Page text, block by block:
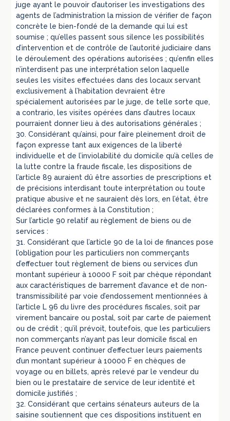
juge ayant le pouvoir d’autoriser les investigations des
agents de l’administration la mission de vérifier de façon
concrète le bien-fondé de la demande qui lui est
soumise ; qu’elles passent sous silence les possibilités
d’intervention et de contrôle de l’autorité judiciaire dans
le déroulement des opérations autorisées ; qu’enfin elles
n’interdisent pas une interprétation selon laquelle
seules les visites effectuées dans des locaux servant
exclusivement à l’habitation devraient être
spécialement autorisées par le juge, de telle sorte que,
a contrario, les visites opérées dans d’autres locaux
pourraient donner lieu à des autorisations générales ;
30. Considérant qu’ainsi, pour faire pleinement droit de
façon expresse tant aux exigences de la liberté
individuelle et de l’inviolabilité du domicile qu’à celles de
la lutte contre la fraude fiscale, les dispositions de
l’article 89 auraient dû être assorties de prescriptions et
de précisions interdisant toute interprétation ou toute
pratique abusive et ne sauraient dès lors, en l’état, être
déclarées conformes à la Constitution ;
Sur l’article 90 relatif au règlement de biens ou de
services :
31. Considérant que l’article 90 de la loi de finances pose
l’obligation pour les particuliers non commerçants
d’effectuer tout règlement de biens ou services d’un
montant supérieur à 10000 F soit par chèque répondant
aux caractéristiques de barrement d’avance et de non-
transmissibilité par voie d’endossement mentionnées à
l’article L 96 du livre des procédures fiscales, soit par
virement bancaire ou postal, soit par carte de paiement
ou de crédit ; qu’il prévoit, toutefois, que les particuliers
non commerçants n’ayant pas leur domicile fiscal en
France peuvent continuer d’effectuer leurs paiements
d’un montant supérieur à 10000 F en chèques de
voyage ou en billets, après relevé par le vendeur du
bien ou le prestataire de service de leur identité et
domicile justifiés ;
32. Considérant que certains sénateurs auteurs de la
saisine soutiennent que ces dispositions instituent en